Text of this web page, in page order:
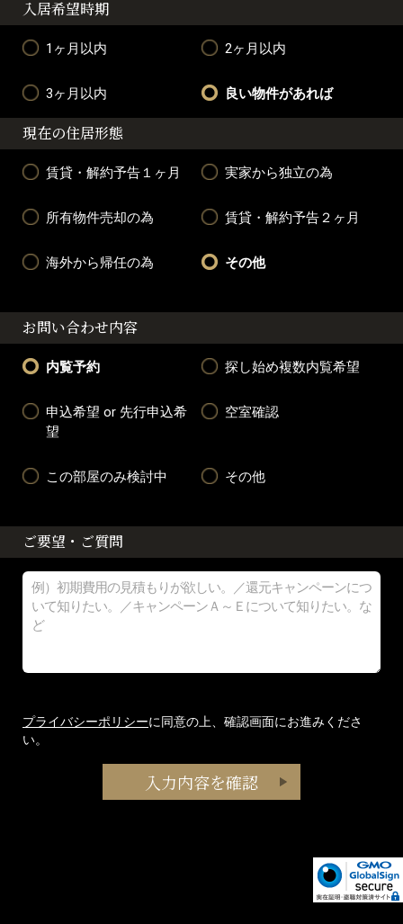
入居希望時期
1ヶ月以内 2ヶ月以内
3ヶ月以内 良い物件があれば
現在の住居形態
賃貸・解約予告１ヶ月 実家から独立の為
所有物件売却の為 賃貸・解約予告２ヶ月
海外から帰任の為 その他
お問い合わせ内容
内覧予約 探し始め複数内覧希望
申込希望 or 先行申込希
望
空室確認
この部屋のみ検討中 その他
ご要望・ご質問
プライバシーポリシーに同意の上、確認画面にお進みくださ
い。